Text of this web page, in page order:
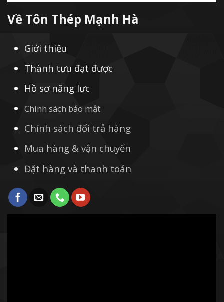
Về Tôn Thép Mạnh Hà
Giới thiệu
Thành tựu đạt được
Hồ sơ năng lực
Chính sách bảo mật
Chính sách đổi trả hàng
Mua hàng & vận chuyển
Đặt hàng và thanh toán